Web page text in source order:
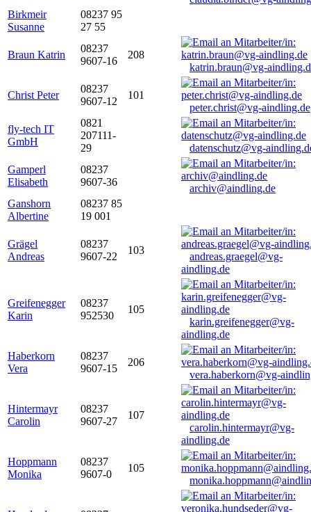
Birkmeir
Susanne
08237 95
27 55
Braun Katrin
08237
9607-16
208
katrin.braun@vg-
Christ Peter
08237
9607-12
101
peter.christ@vg-aindling.de
fly-tech IT
GmbH
0821
207111-
29
datenschutz@vg-
Gamperl
Elisabeth
08237
9607-36
archiv@aindling.de
Ganshorn
Albertine
08237 85
19 001
Grägel
Andreas
08237
9607-22
103
andreas.graegel@vg-
aindling.de
Greifenegger
Karin
08237
952530
105
karin.greifenegger@vg-
aindling.de
Haberkorn
Vera
08237
9607-15
206
vera.haberkorn@vg-
Hintermayr
Carolin
08237
9607-27
107
carolin.hintermayr@vg-
aindling.de
Hoppmann
Monika
08237
9607-0
105